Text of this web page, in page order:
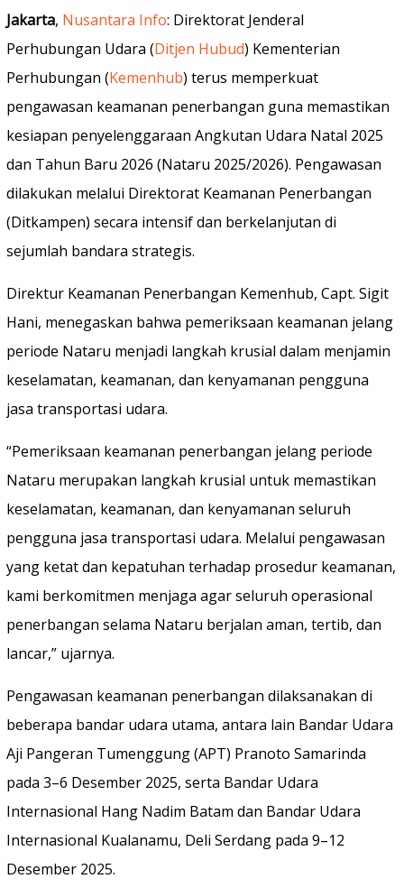
Jakarta, Nusantara Info: Direktorat Jenderal
Perhubungan Udara (Ditjen Hubud) Kementerian
Perhubungan (Kemenhub) terus memperkuat
pengawasan keamanan penerbangan guna memastikan
kesiapan penyelenggaraan Angkutan Udara Natal 2025
dan Tahun Baru 2026 (Nataru 2025/2026). Pengawasan
dilakukan melalui Direktorat Keamanan Penerbangan
(Ditkampen) secara intensif dan berkelanjutan di
sejumlah bandara strategis.
Direktur Keamanan Penerbangan Kemenhub, Capt. Sigit
Hani, menegaskan bahwa pemeriksaan keamanan jelang
periode Nataru menjadi langkah krusial dalam menjamin
keselamatan, keamanan, dan kenyamanan pengguna
jasa transportasi udara.
“Pemeriksaan keamanan penerbangan jelang periode
Nataru merupakan langkah krusial untuk memastikan
keselamatan, keamanan, dan kenyamanan seluruh
pengguna jasa transportasi udara. Melalui pengawasan
yang ketat dan kepatuhan terhadap prosedur keamanan,
kami berkomitmen menjaga agar seluruh operasional
penerbangan selama Nataru berjalan aman, tertib, dan
lancar,” ujarnya.
Pengawasan keamanan penerbangan dilaksanakan di
beberapa bandar udara utama, antara lain Bandar Udara
Aji Pangeran Tumenggung (APT) Pranoto Samarinda
pada 3–6 Desember 2025, serta Bandar Udara
Internasional Hang Nadim Batam dan Bandar Udara
Internasional Kualanamu, Deli Serdang pada 9–12
Desember 2025.